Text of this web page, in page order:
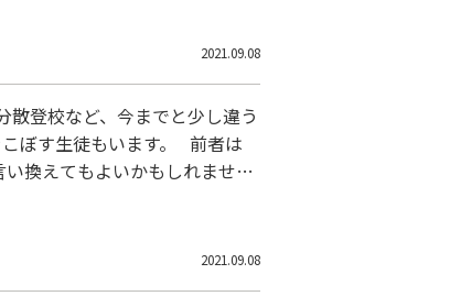
2021.09.08
登校など、今までと少し違う
ぼす生徒もいます。 前者は
換えてもよいかもしれませ
2021.09.08